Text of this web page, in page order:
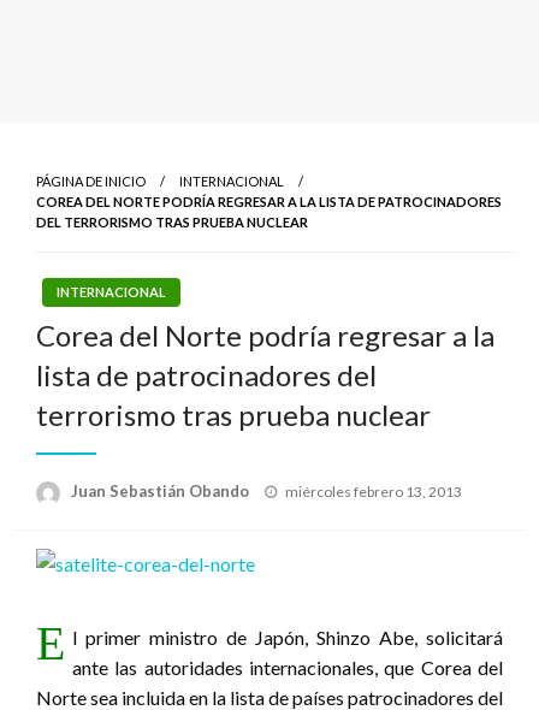
PÁGINA DE INICIO
INTERNACIONAL
COREA DEL NORTE PODRÍA REGRESAR A LA LISTA DE PATROCINADORES
DEL TERRORISMO TRAS PRUEBA NUCLEAR
INTERNACIONAL
Corea del Norte podría regresar a la
lista de patrocinadores del
terrorismo tras prueba nuclear
Juan Sebastián Obando
Publicado
miércoles febrero 13, 2013
E l primer ministro de Japón, Shinzo Abe, solicitará
ante las autoridades internacionales, que Corea del
Norte sea incluida en la lista de países patrocinadores del